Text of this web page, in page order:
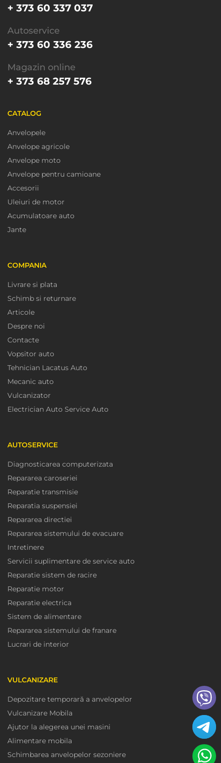
+ 373 60 337 037
Autoservice
+ 373 60 336 236
Magazin online
+ 373 68 257 576
CATALOG
Anvelopele
Anvelope agricole
Anvelope moto
Anvelope pentru camioane
Accesorii
Uleiuri de motor
Acumulatoare auto
Jante
COMPANIA
Livrare si plata
Schimb si returnare
Articole
Despre noi
Contacte
Vopsitor auto
Tehnician Lacatus Auto
Mecanic auto
Vulcanizator
Electrician Auto Service Auto
AUTOSERVICE
Diagnosticarea computerizata
Repararea caroseriei
Reparatie transmisie
Reparatia suspensiei
Repararea directiei
Repararea sistemului de evacuare
Intretinere
Servicii suplimentare de service auto
Reparatie sistem de racire
Reparatie motor
Reparatie electrica
Sistem de alimentare
Repararea sistemului de franare
Lucrari de interior
VULCANIZARE
Depozitare temporară a anvelopelor
Vulcanizare Mobila
Ajutor la alegerea unei masini
Alimentare mobila
Schimbarea anvelopelor sezoniere